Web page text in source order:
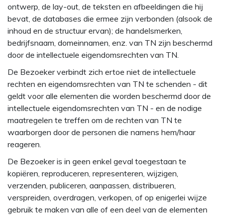
ontwerp, de lay-out, de teksten en afbeeldingen die hij
bevat, de databases die ermee zijn verbonden (alsook de
inhoud en de structuur ervan); de handelsmerken,
bedrijfsnaam, domeinnamen, enz. van TN zijn beschermd
door de intellectuele eigendomsrechten van TN.
De Bezoeker verbindt zich ertoe niet de intellectuele
rechten en eigendomsrechten van TN te schenden - dit
geldt voor alle elementen die worden beschermd door de
intellectuele eigendomsrechten van TN - en de nodige
maatregelen te treffen om de rechten van TN te
waarborgen door de personen die namens hem/haar
reageren.
De Bezoeker is in geen enkel geval toegestaan te
kopiëren, reproduceren, representeren, wijzigen,
verzenden, publiceren, aanpassen, distribueren,
verspreiden, overdragen, verkopen, of op enigerlei wijze
gebruik te maken van alle of een deel van de elementen